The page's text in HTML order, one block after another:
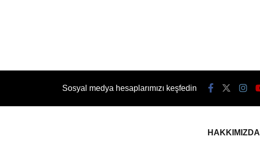
Sosyal medya hesaplarımızı keşfedin
HAKKIMIZDA